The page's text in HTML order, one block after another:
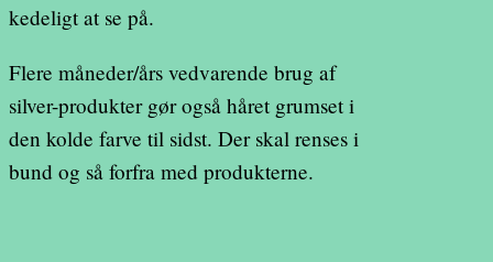
kedeligt at se på.
Flere måneder/års vedvarende brug af
silver-produkter gør også håret grumset i
den kolde farve til sidst. Der skal renses i
bund og så forfra med produkterne.